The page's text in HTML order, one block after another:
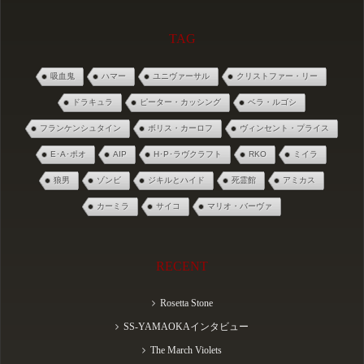
TAG
吸血鬼 ハマー ユニヴァーサル クリストファー・リー
ドラキュラ ピーター・カッシング ベラ・ルゴシ
フランケンシュタイン ボリス・カーロフ ヴィンセント・プライス
E･A･ポオ AIP H･P･ラヴクラフト RKO ミイラ
狼男 ゾンビ ジキルとハイド 死霊館 アミカス
カーミラ サイコ マリオ・バーヴァ
RECENT
Rosetta Stone
SS-YAMAOKAインタビュー
The March Violets